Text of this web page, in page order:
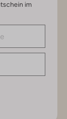
im